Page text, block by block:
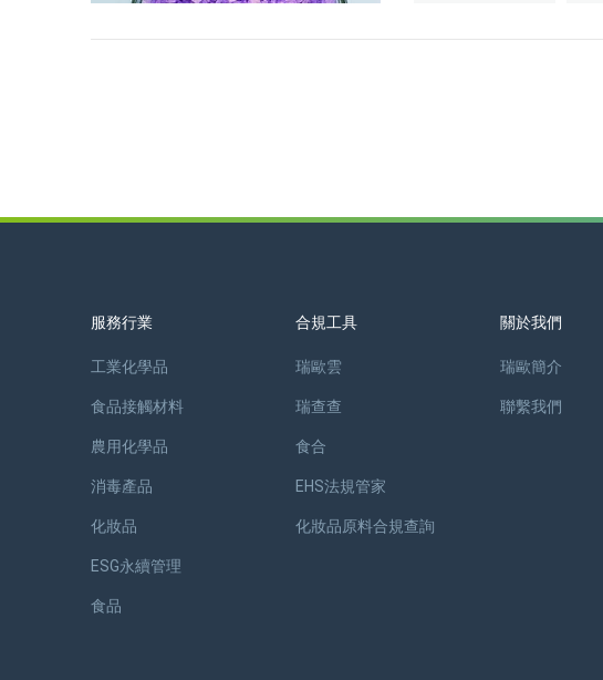
服務行業
工業化學品
食品接觸材料
農用化學品
消毒產品
化妝品
ESG永續管理
食品
合規工具
瑞歐雲
瑞查查
食合
EHS法規管家
化妝品原料合規查詢
關於我們
瑞歐簡介
聯繫我們